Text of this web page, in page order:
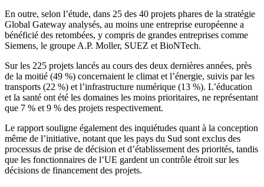
En outre, selon l’étude, dans 25 des 40 projets phares de la stratégie
Global Gateway analysés, au moins une entreprise européenne a
bénéficié des retombées, y compris de grandes entreprises comme
Siemens, le groupe A.P. Moller, SUEZ et BioNTech.
Sur les 225 projets lancés au cours des deux dernières années, près
de la moitié (49 %) concernaient le climat et l’énergie, suivis par les
transports (22 %) et l’infrastructure numérique (13 %). L’éducation
et la santé ont été les domaines les moins prioritaires, ne représentant
que 7 % et 9 % des projets respectivement.
Le rapport souligne également des inquiétudes quant à la conception
même de l’initiative, notant que les pays du Sud sont exclus des
processus de prise de décision et d’établissement des priorités, tandis
que les fonctionnaires de l’UE gardent un contrôle étroit sur les
décisions de financement des projets.